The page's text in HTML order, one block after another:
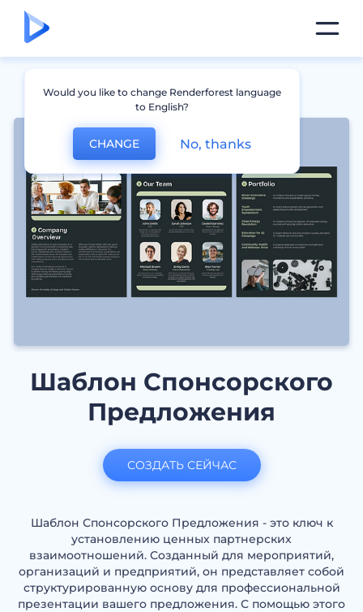
Шаблон Спонсорского
Предложения
Шаблон Спонсорского Предложения - это ключ к
установлению ценных партнерских
взаимоотношений. Созданный для мероприятий,
организаций и предприятий, он представляет собой
структурированную основу для профессиональной
презентации вашего предложения. С помощью этого
СОЗДАТЬ СЕЙЧАС
Would you like to change Renderforest language
to English?
CHANGE No, thanks